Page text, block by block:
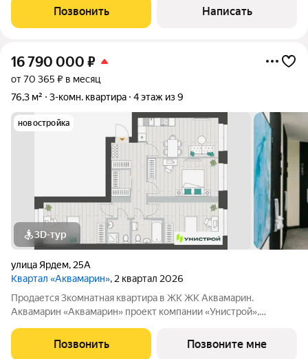
на машине до аквапарка «Ривьера» Рядом Казанский Кремль,
театры, кафе и рестораны
Позвонить Написать
16 790 000 ₽
от 70 365 ₽ в месяц
76,3 м²
3-комн. квартира 4 этаж из 9
новостройка
3D-тур
улица Ярдем, 25А
Квартал «Аквамарин», 2 квартал 2026
Продается 3комнатная квартира в ЖК ЖК Аквамарин.
Аквамарин «Аквамарин» проект компании «Унистрой»,
воды. Парк, набережная и озеро для рыбалки создают
атмосферу загородного уикенда в 5 минутах
Позвонить Позвоните мне